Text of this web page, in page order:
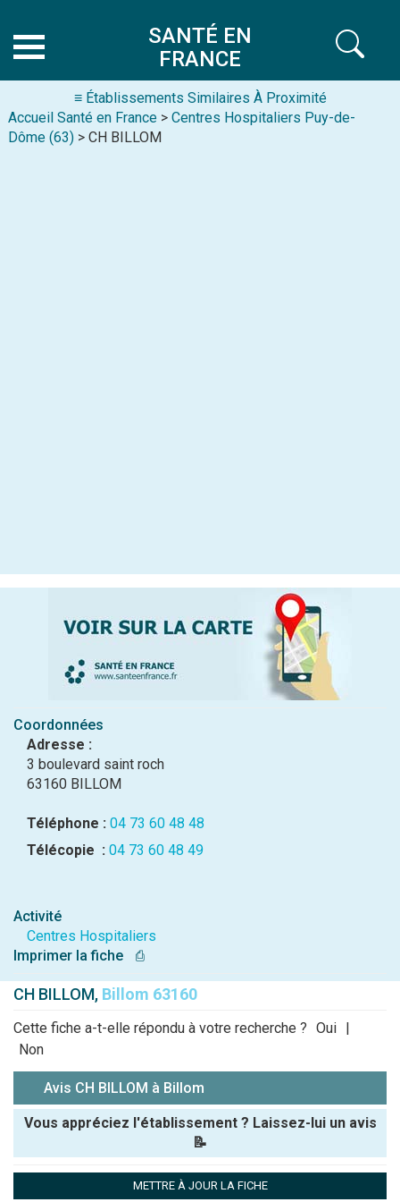
SANTÉ EN
FRANCE
≡ Établissements Similaires À Proximité
Accueil Santé en France > Centres Hospitaliers Puy-de-
Dôme (63) > CH BILLOM
Coordonnées
Adresse :
3 boulevard saint roch
63160 BILLOM
Téléphone : 04 73 60 48 48
Télécopie : 04 73 60 48 49
Activité
Centres Hospitaliers
Imprimer la fiche
⎙
CH BILLOM, Billom 63160
Cette fiche a-t-elle répondu à votre recherche ? Oui |
Non
Avis CH BILLOM à Billom
Vous appréciez l'établissement ? Laissez-lui un avis
📝
METTRE À JOUR LA FICHE